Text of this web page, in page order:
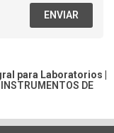
ENVIAR
para Laboratorios |
INSTRUMENTOS DE